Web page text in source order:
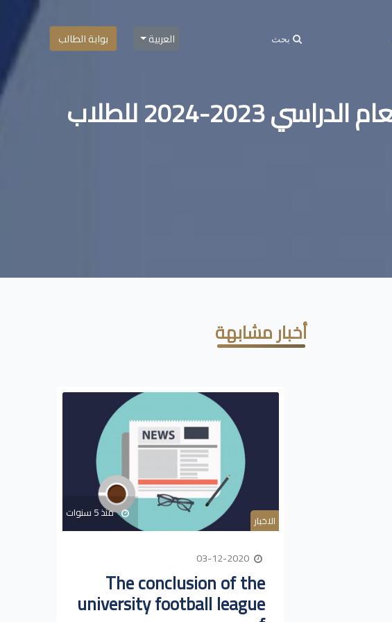
العربية بوابة الطالب
نواظم وإجراءات تسجيل المقرّرات الفصل الأول للعام الدراسي 2023-2024 للطلاب
أخبار مشابهة
الاخبار منذ 5 سنوات
The conclusion of the
university football league